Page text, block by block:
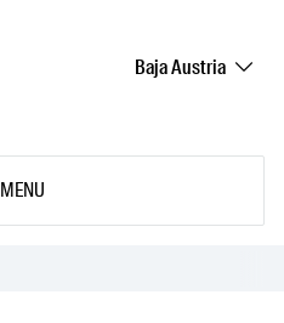
Baja Austria
MENU